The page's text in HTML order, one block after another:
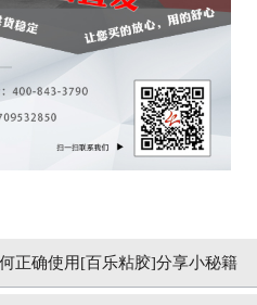
正确使用[百乐粘胶]分享小秘籍